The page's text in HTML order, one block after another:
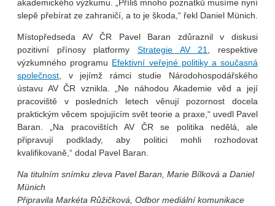
akademického výzkumu. „Příliš mnoho poznatků musíme nyní
slepě přebírat ze zahraničí, a to je škoda,“ řekl Daniel Münich.
Místopředseda AV ČR Pavel Baran zdůraznil v diskusi
pozitivní přínosy platformy Strategie AV 21, respektive
výzkumného programu Efektivní veřejné politiky a současná
společnost, v jejímž rámci studie Národohospodářského
ústavu AV ČR vznikla. „Ne náhodou Akademie věd a její
pracoviště v posledních letech věnují pozornost docela
praktickým věcem spojujícím svět teorie a praxe,“ uvedl Pavel
Baran. „Na pracovištích AV ČR se politika nedělá, ale
připravují podklady, aby politici mohli rozhodovat
kvalifikovaně,“ dodal Pavel Baran.
Na titulním snímku zleva Pavel Baran, Marie Bílková a Daniel
Münich
Připravila Markéta Růžičková, Odbor mediální komunikace